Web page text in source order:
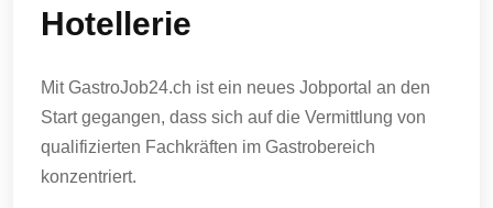
Hotellerie
Mit GastroJob24.ch ist ein neues Jobportal an den
Start gegangen, dass sich auf die Vermittlung von
qualifizierten Fachkräften im Gastrobereich
konzentriert.